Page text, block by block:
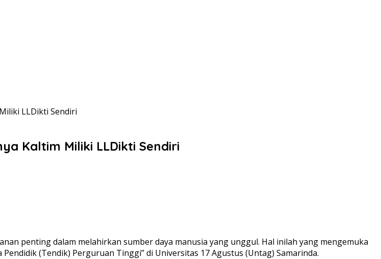
LLDikti Sendiri
Kaltim Miliki LLDikti Sendiri
penting dalam melahirkan sumber daya manusia yang unggul. Hal inilah yang mengemuka
(Tendik) Perguruan Tinggi” di Universitas 17 Agustus (Untag) Samarinda.